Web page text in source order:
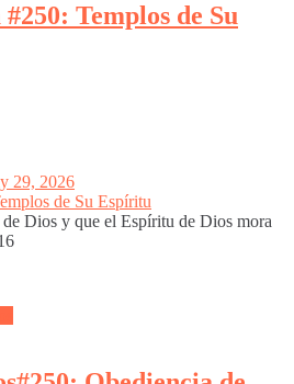
Templos de Su
29, 2026
Dios y que el Espíritu de Dios mora